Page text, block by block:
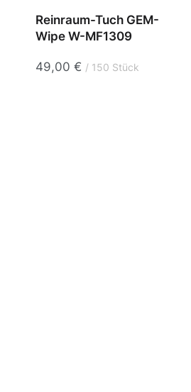
Reinraum-Tuch GEM-
Wipe W-MF1309
49,00 € 150 Stück